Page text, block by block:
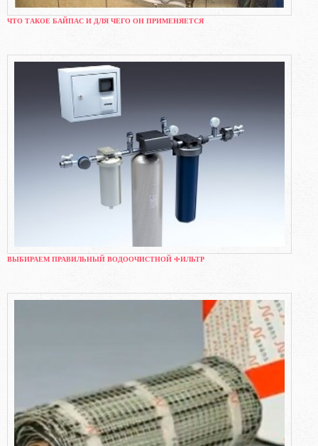
ЧТО ТАКОЕ БАЙПАС И ДЛЯ ЧЕГО ОН ПРИМЕНЯЕТСЯ
ВЫБИРАЕМ ПРАВИЛЬНЫЙ ВОДООЧИСТНОЙ ФИЛЬТР